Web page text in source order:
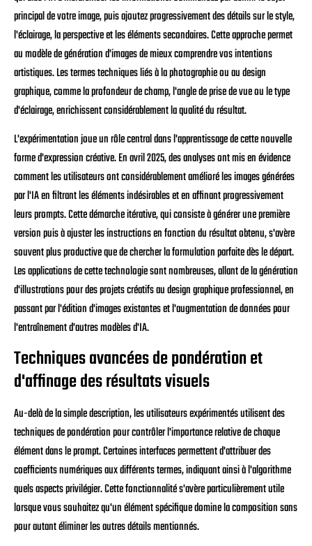
principal de votre image, puis ajoutez progressivement des détails sur le style,
l'éclairage, la perspective et les éléments secondaires. Cette approche permet
au modèle de génération d'images de mieux comprendre vos intentions
artistiques. Les termes techniques liés à la photographie ou au design
graphique, comme la profondeur de champ, l'angle de prise de vue ou le type
d'éclairage, enrichissent considérablement la qualité du résultat.
L'expérimentation joue un rôle central dans l'apprentissage de cette nouvelle
forme d'expression créative. En avril 2025, des analyses ont mis en évidence
comment les utilisateurs ont considérablement amélioré les images générées
par l'IA en filtrant les éléments indésirables et en affinant progressivement
leurs prompts. Cette démarche itérative, qui consiste à générer une première
version puis à ajuster les instructions en fonction du résultat obtenu, s'avère
souvent plus productive que de chercher la formulation parfaite dès le départ.
Les applications de cette technologie sont nombreuses, allant de la génération
d'illustrations pour des projets créatifs au design graphique professionnel, en
passant par l'édition d'images existantes et l'augmentation de données pour
l'entraînement d'autres modèles d'IA.
Techniques avancées de pondération et
d'affinage des résultats visuels
Au-delà de la simple description, les utilisateurs expérimentés utilisent des
techniques de pondération pour contrôler l'importance relative de chaque
élément dans le prompt. Certaines interfaces permettent d'attribuer des
coefficients numériques aux différents termes, indiquant ainsi à l'algorithme
quels aspects privilégier. Cette fonctionnalité s'avère particulièrement utile
lorsque vous souhaitez qu'un élément spécifique domine la composition sans
pour autant éliminer les autres détails mentionnés.